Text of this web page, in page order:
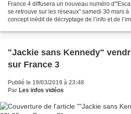
France 4 diffusera un nouveau numéro
se retrouve sur les réseaux" samedi 30 mars
concept inédit de décryptage de l’info et de
"Jackie sans Kennedy"
sur France 3
Publié le 19/03/2019 à 23:48
Par Les infos vidéos